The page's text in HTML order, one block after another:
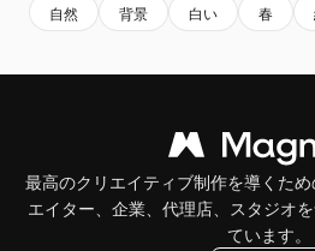
自然 背景 白い 春
最高のクリエイティブ制作を導くた
エイター、企業、代理店、スタジオ
ています。